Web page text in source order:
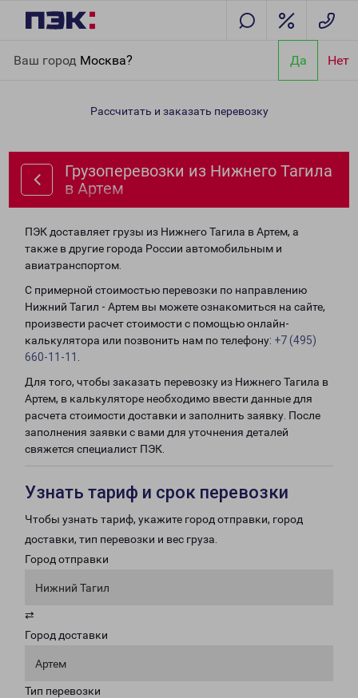
Ваш город Москва? Да Нет
Артем
Рассчитать и заказать перевозку
Грузоперевозки из Нижнего Тагила
в Артем
ПЭК доставляет грузы из Нижнего Тагила в Артем, а
также в другие города России автомобильным и
авиатранспортом.
С примерной стоимостью перевозки по направлению
Нижний Тагил - Артем вы можете ознакомиться на сайте,
произвести расчет стоимости с помощью онлайн-
калькулятора или позвонить нам по телефону: +7 (495)
660-11-11
Для того, чтобы заказать перевозку из Нижнего Тагила в
Артем, в калькуляторе необходимо ввести данные для
расчета стоимости доставки и заполнить заявку. После
заполнения заявки с вами для уточнения деталей
свяжется специалист ПЭК.
Узнать тариф и срок перевозки
Чтобы узнать тариф, укажите город отправки, город
доставки, тип перевозки и вес груза.
Город отправки
Нижний Тагил
⇄
Город доставки
Артем
Тип перевозки